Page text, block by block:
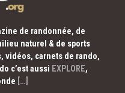
de randonnée, de
naturel & de sports
vidéos, carnets de rando,
c’est aussi EXPLORE,
[…]